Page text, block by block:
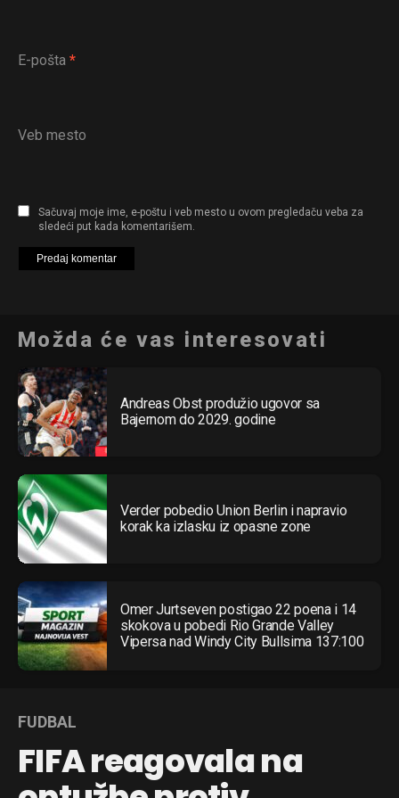
E-pošta *
Veb mesto
Sačuvaj moje ime, e-poštu i veb mesto u ovom pregledaču veba za
sledeći put kada komentarišem.
Možda će vas interesovati
Andreas Obst produžio ugovor sa
Bajernom do 2029. godine
Verder pobedio Union Berlin i napravio
korak ka izlasku iz opasne zone
Omer Jurtseven postigao 22 poena i 14
skokova u pobedi Rio Grande Valley
Vipersa nad Windy City Bullsima 137:100
FUDBAL
FIFA reagovala na